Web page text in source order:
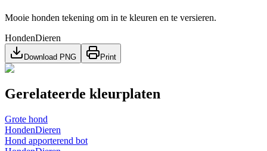
Mooie honden tekening om in te kleuren en te versieren.
HondenDieren
Download PNG Print
Gerelateerde kleurplaten
Grote hond
HondenDieren
Hond apporterend bot